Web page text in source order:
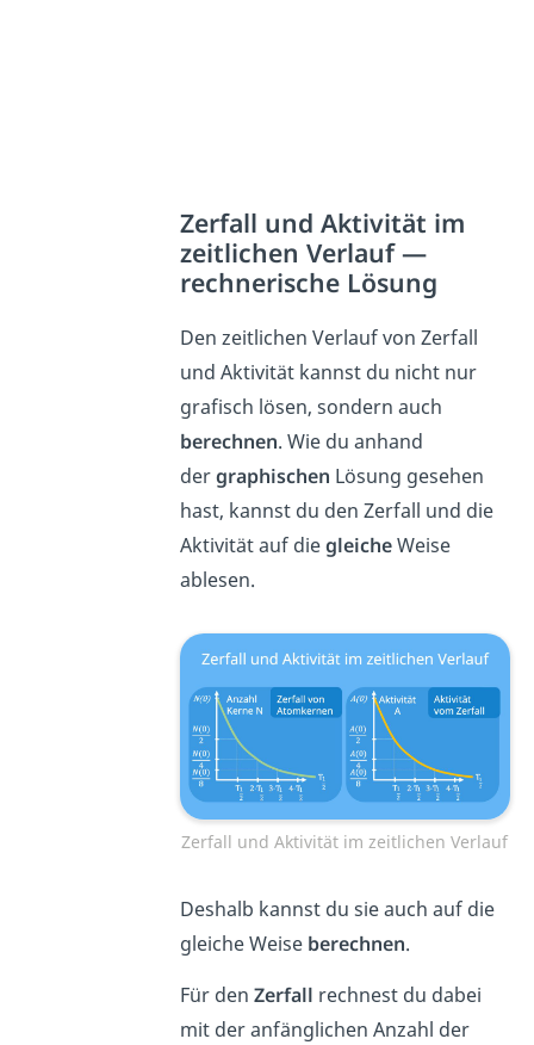
Zerfall und Aktivität im
zeitlichen Verlauf —
rechnerische Lösung
Den zeitlichen Verlauf von Zerfall
und Aktivität kannst du nicht nur
grafisch lösen, sondern auch
berechnen. Wie du anhand
dergraphischen Lösung gesehen
hast, kannst du den Zerfall und die
Aktivität auf diegleicheWeise
ablesen.
Zerfall und Aktivität im zeitlichen Verlauf
Deshalb kannst du sie auch auf die
gleiche Weise berechnen.
Für den Zerfall rechnest du dabei
mit der anfänglichen Anzahl der